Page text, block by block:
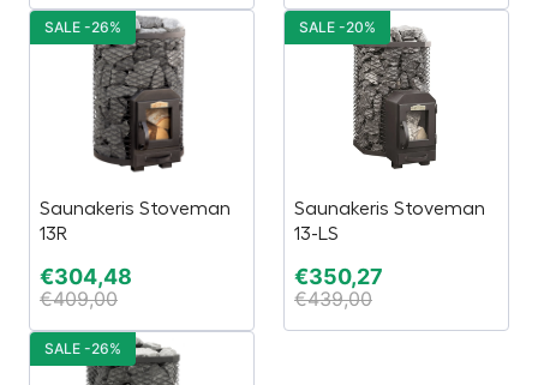
Saunakeris Stoveman
13R
€304,48
€409,00
SALE -26%
Saunakeris Stoveman
13-LS
€350,27
€439,00
SALE -20%
SALE -26%